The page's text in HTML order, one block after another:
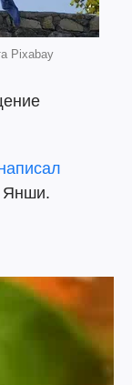
Pixabay
Янши.